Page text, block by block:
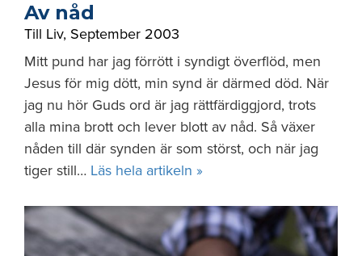
Av nåd
Till Liv, September 2003
Mitt pund har jag förrött i syndigt överflöd, men
Jesus för mig dött, min synd är därmed död. När
jag nu hör Guds ord är jag rättfärdiggjord, trots
alla mina brott och lever blott av nåd. Så växer
nåden till där synden är som störst, och när jag
tiger still… Läs hela artikeln »